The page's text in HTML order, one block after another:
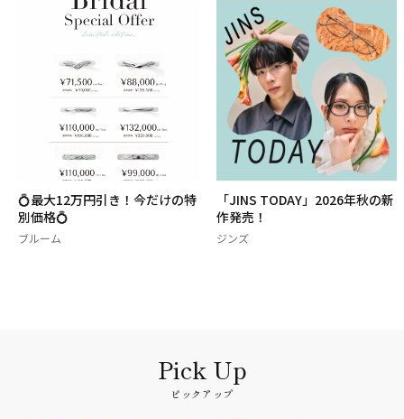
「JINS TODAY」2026年秋の新
作発売！
ジンズ
8月誕生石・誕生花🌻
ブルーム
ピックアップ